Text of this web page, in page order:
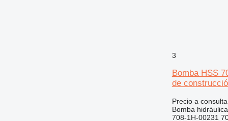
3
Bomba HSS
de
Precio a
Bomba hidráulica
708-1H-00231